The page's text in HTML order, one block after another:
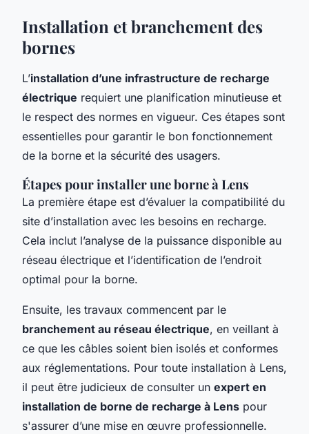
Installation et branchement des
bornes
L’installation d’une infrastructure de recharge
électrique requiert une planification minutieuse et
le respect des normes en vigueur. Ces étapes sont
essentielles pour garantir le bon fonctionnement
de la borne et la sécurité des usagers.
Étapes pour installer une borne à Lens
La première étape est d’évaluer la compatibilité du
site d’installation avec les besoins en recharge.
Cela inclut l’analyse de la puissance disponible au
réseau électrique et l’identification de l’endroit
optimal pour la borne.
Ensuite, les travaux commencent par le
branchement au réseau électrique, en veillant à
ce que les câbles soient bien isolés et conformes
aux réglementations. Pour toute installation à Lens,
il peut être judicieux de consulter un expert en
installation de borne de recharge à Lens pour
s'assurer d’une mise en œuvre professionnelle.